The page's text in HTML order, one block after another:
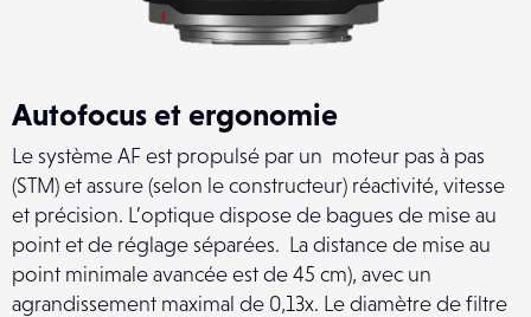
Autofocus et ergonomie
Le système AF est propulsé par un moteur pas à pas
(STM) et assure (selon le constructeur) réactivité, vitesse
et précision. L’optique dispose de bagues de mise au
point et de réglage séparées. La distance de mise au
point minimale avancée est de 45 cm), avec un
agrandissement maximal de 0,13x. Le diamètre de filtre